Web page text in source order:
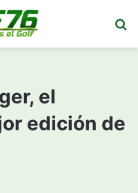
el
edición de